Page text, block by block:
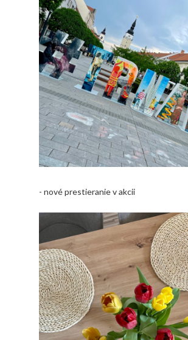
- nové prestieranie v akcii